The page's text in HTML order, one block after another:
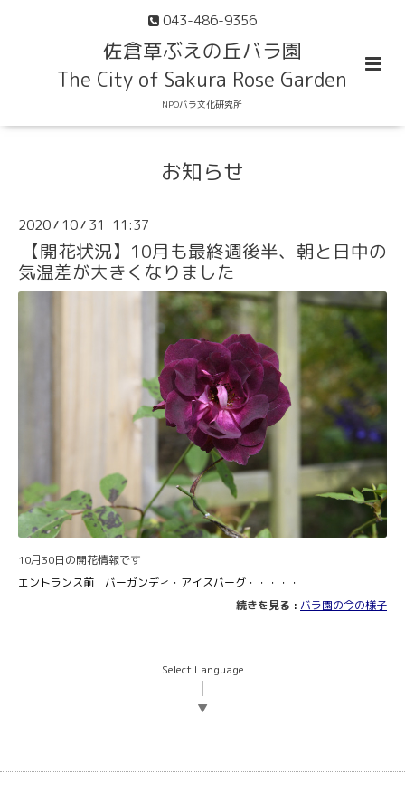
043-486-9356
佐倉草ぶえの丘バラ園
The City of Sakura Rose Garden
NPOバラ文化研究所
お知らせ
2020/ 10/ 31 11:37
【開花状況】10月も最終週後半、朝と日中の
気温差が大きくなりました
10月30日の開花情報です
エントランス前 バーガンディ・アイスバーグ・・・・・
続きを見る : バラ園の今の様子
Select Language
▼